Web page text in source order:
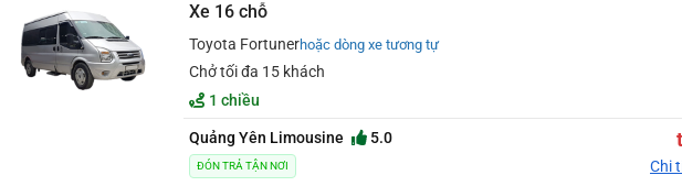
Xe 16 chỗ
Toyota Fortunerhoặc dòng xe tương tự
Chở tối đa 15 khách
1 chiều
Quảng Yên Limousine 5.0
ĐÓN TRẢ TẬN NƠI Chi